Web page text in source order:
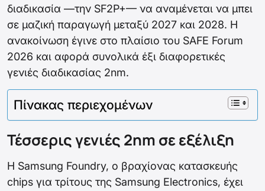
διαδικασία —την SF2P+— να αναμένεται να μπει
σε μαζική παραγωγή μεταξύ 2027 και 2028. Η
ανακοίνωση έγινε στο πλαίσιο του SAFE Forum
2026 και αφορά συνολικά έξι διαφορετικές
γενιές διαδικασίας 2nm.
Πίνακας περιεχομένων
Τέσσερις γενιές 2nm σε εξέλιξη
Η Samsung Foundry, ο βραχίονας κατασκευής
chips για τρίτους της Samsung Electronics, έχει